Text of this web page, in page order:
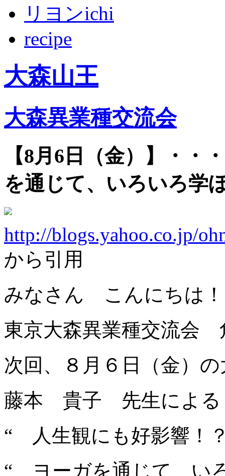
リヨンichi
recipe
大森山王
大森異業種交流会
【8月6日（金）】・・
を通じて、いろいろ学
http://blogs.yahoo.co.jp/
から引用
みなさん こんにちは！
東京大森異業種交流会
次回、８月６日（金）
藤本 貴子 先生によ
“ 人生観にも好影響！
“ ヨーガを通じて、い